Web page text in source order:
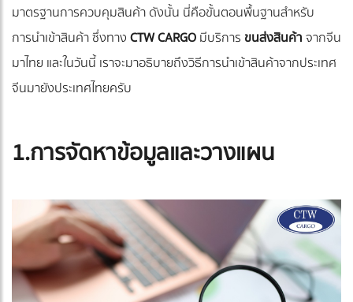
มาตรฐานการควบคุมสินค้า ดังนั้น นี่คือขั้นตอนพื้นฐานสำหรับ
การนำเข้าสินค้า ซึ่งทางCTW CARGOมีบริการ ขนส่งสินค้าจากจีน
มาไทย และในวันนี้ เราจะมาอธิบายถึงวิธีการนำเข้าสินค้าจากประเทศ
จีนมายังประเทศไทยครับ
1.การจัดหาข้อมูลและวางแผน